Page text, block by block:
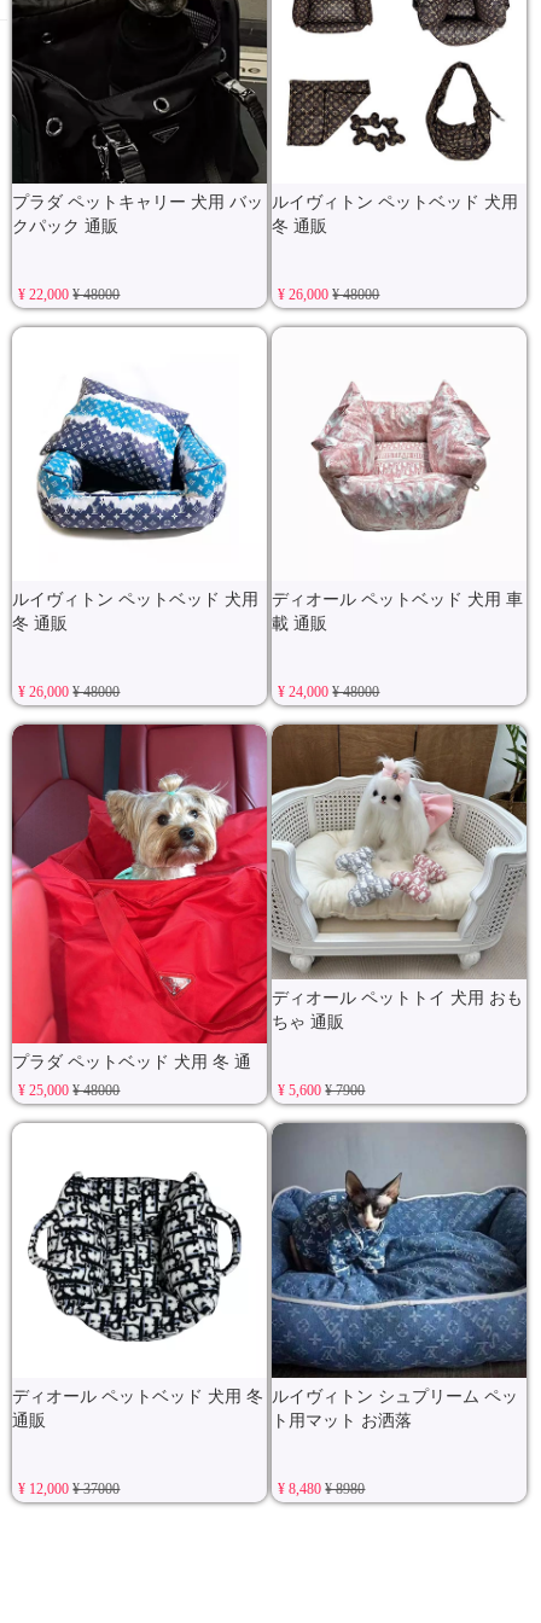
プラダ ペットキャリー 犬用 バッ
クパック 通販
¥ 22,000¥ 48000
ルイヴィトン ペットベッド 犬用
冬 通販
¥ 26,000¥ 48000
ルイヴィトン ペットベッド 犬用
冬 通販
¥ 26,000¥ 48000
ディオール ペットベッド 犬用 車
載 通販
¥ 24,000¥ 48000
プラダ ペットベッド 犬用 冬 通
販
¥ 25,000¥ 48000
ディオール ペットトイ 犬用 おも
ちゃ 通販
¥ 5,600¥ 7900
ディオール ペットベッド 犬用 冬
通販
¥ 12,000¥ 37000
ルイヴィトン シュプリーム ペッ
ト用マット お洒落
¥ 8,480¥ 8980